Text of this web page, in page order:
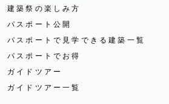
建築祭の楽しみ方
パスポート公開
パスポートで見学できる建築一覧
パスポートでお得
ガイドツアー
ガイドツアー一覧